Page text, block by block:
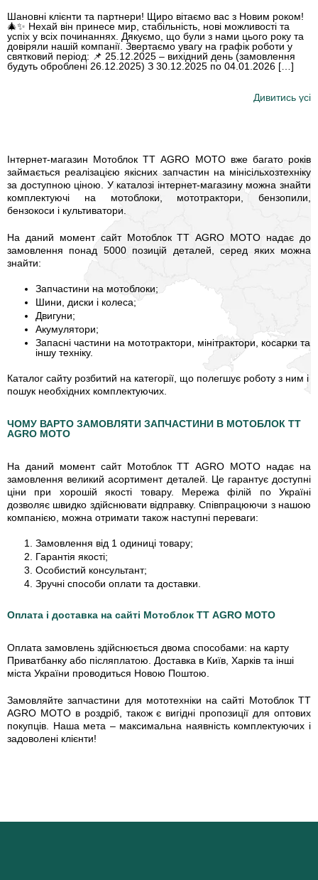
Шановні клієнти та партнери! Щиро вітаємо вас з Новим роком!
🎄✨ Нехай він принесе мир, стабільність, нові можливості та
успіх у всіх починаннях. Дякуємо, що були з нами цього року та
довіряли нашій компанії. Звертаємо увагу на графік роботи у
святковий період: 📌 25.12.2025 – вихідний день (замовлення
будуть оброблені 26.12.2025) З 30.12.2025 по 04.01.2026 […]
Дивитись усі
Інтернет-магазин Мотоблок TT AGRO MOTO вже багато років
займається реалізацією якісних запчастин на мінісільхозтехніку
за доступною ціною. У каталозі інтернет-магазину можна знайти
комплектуючі на мотоблоки, мототрактори, бензопили,
бензокоси і культиватори.
На даний момент сайт Мотоблок TT AGRO MOTO надає до
замовлення понад 5000 позицій деталей, серед яких можна
знайти:
Запчастини на мотоблоки;
Шини, диски і колеса;
Двигуни;
Акумулятори;
Запасні частини на мототрактори, мінітрактори, косарки та
іншу техніку.
Каталог сайту розбитий на категорії, що полегшує роботу з ним і
пошук необхідних комплектуючих.
ЧОМУ ВАРТО ЗАМОВЛЯТИ ЗАПЧАСТИНИ В МОТОБЛОК TT
AGRO MOTO
На даний момент сайт Мотоблок TT AGRO MOTO надає на
замовлення великий асортимент деталей. Це гарантує доступні
ціни при хорошій якості товару. Мережа філій по Україні
дозволяє швидко здійснювати відправку. Співпрацюючи з нашою
компанією, можна отримати також наступні переваги:
Замовлення від 1 одиниці товару;
Гарантія якості;
Особистий консультант;
Зручні способи оплати та доставки.
Оплата і доставка на сайті Мотоблок TT AGRO MOTO
Оплата замовлень здійснюється двома способами: на карту
Приватбанку або післяплатою. Доставка в Київ, Харків та інші
міста України проводиться Новою Поштою.
Замовляйте запчастини для мототехніки на сайті Мотоблок TT
AGRO MOTO в роздріб, також є вигідні пропозиції для оптових
покупців. Наша мета – максимальна наявність комплектуючих і
задоволені клієнти!